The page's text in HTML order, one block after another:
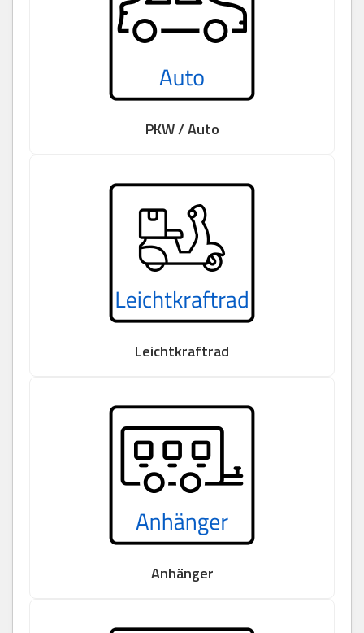
PKW / Auto
Leichtkraftrad
Anhänger